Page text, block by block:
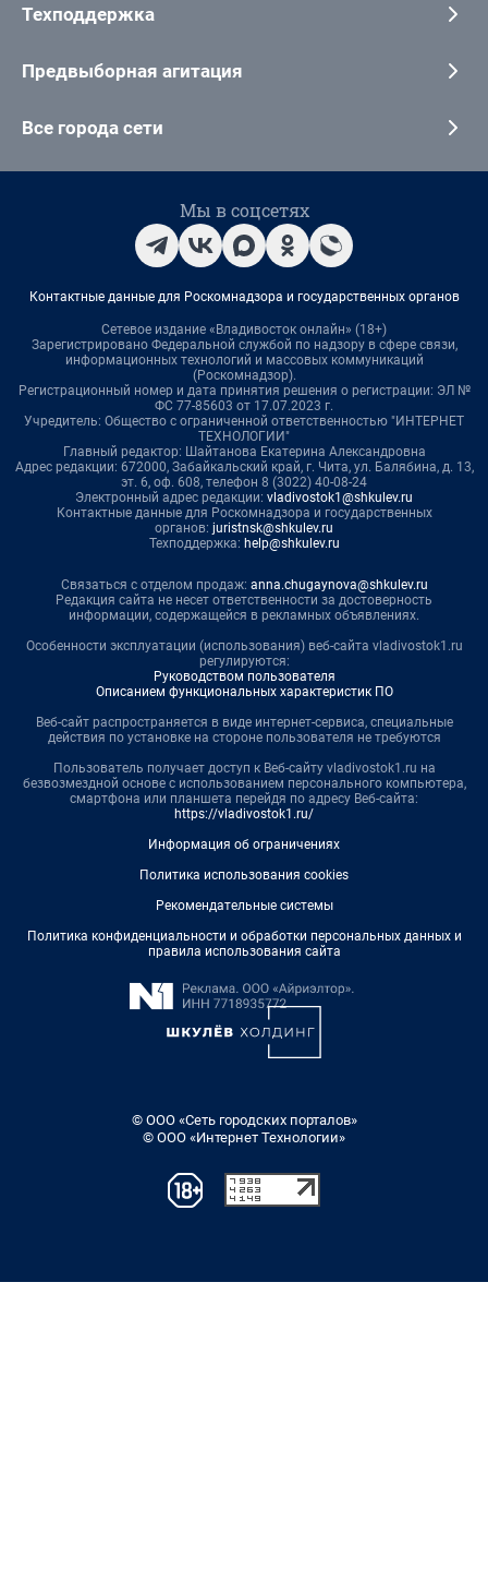
Техподдержка
Предвыборная агитация
Все города сети
Мы в соцсетях
Контактные данные для Роскомнадзора и государственных органов
Сетевое издание «Владивосток онлайн» (18+)
Зарегистрировано Федеральной службой по надзору в сфере связи,
информационных технологий и массовых коммуникаций
(Роскомнадзор).
Регистрационный номер и дата принятия решения о регистрации: ЭЛ №
ФС 77-85603 от 17.07.2023 г.
Учредитель: Общество с ограниченной ответственностью "ИНТЕРНЕТ
ТЕХНОЛОГИИ"
Главный редактор: Шайтанова Екатерина Александровна
Адрес редакции: 672000, Забайкальский край, г. Чита, ул. Балябина, д. 13,
эт. 6, оф. 608, телефон 8 (3022) 40-08-24
Электронный адрес редакции: vladivostok1@shkulev.ru
Контактные данные для Роскомнадзора и государственных
органов: juristnsk@shkulev.ru
Техподдержка: help@shkulev.ru
Связаться с отделом продаж: anna.chugaynova@shkulev.ru
Редакция сайта не несет ответственности за достоверность
информации, содержащейся в рекламных объявлениях.
Особенности эксплуатации (использования) веб-сайта vladivostok1.ru
регулируются:
Руководством пользователя
Описанием функциональных характеристик ПО
Веб-сайт распространяется в виде интернет-сервиса, специальные
действия по установке на стороне пользователя не требуются
Пользователь получает доступ к Веб-сайту vladivostok1.ru на
безвозмездной основе с использованием персонального компьютера,
смартфона или планшета перейдя по адресу Веб-сайта:
https://vladivostok1.ru/
Информация об ограничениях
Политика использования cookies
Рекомендательные системы
Политика конфиденциальности и обработки персональных данных и
правила использования сайта
© ООО «Сеть городских порталов»
© ООО «Интернет Технологии»